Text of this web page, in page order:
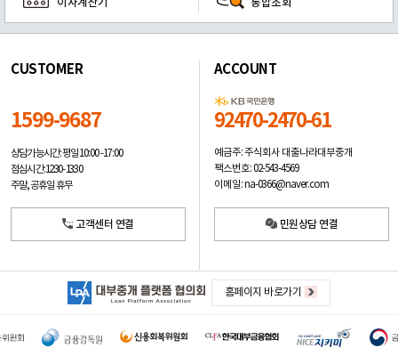
이자계산기
통합조회
CUSTOMER
1599-9687
상담가능시간: 평일10:00 -17:00
점심시간: 12:30 - 13:30
주말, 공휴일 휴무
고객센터 연결
ACCOUNT
92470-2470-61
예금주: 주식회사 대출나라대부중개
팩스번호: 02-543-4569
이메일: na-0366@naver.com
민원상담 연결
홈페이지 바로가기